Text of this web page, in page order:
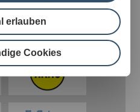
erlauben
Cookies